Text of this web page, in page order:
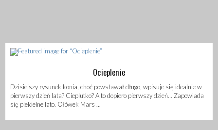
Ocieplenie
Dzisiejszy rysunek konia, choć powstawał długo, wpisuje się idealnie w
pierwszy dzień lata? Cieplutko? A to dopiero pierwszy dzień… Zapowiada
się piekielne lato. Ołówek Mars ...